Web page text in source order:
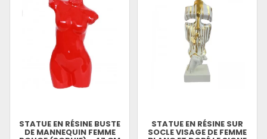
STATUE EN RÉSINE BUSTE
DE MANNEQUIN FEMME
STATUE EN RÉSINE SUR
SOCLE VISAGE DE FEMME